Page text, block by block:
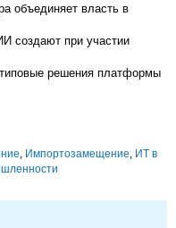
объединяет власть в
создают при участии
решения платформы
Импорто­замещение ИТ в